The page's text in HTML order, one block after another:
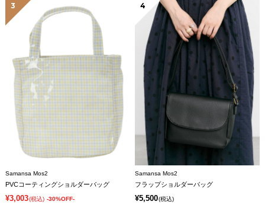
3
Samansa Mos2
PVCコーティングショルダーバッグ
¥3,003(税込) -30%OFF-
4
Samansa Mos2
フラップショルダーバッグ
¥5,500(税込)